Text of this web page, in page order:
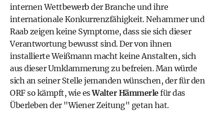
internen Wettbewerb der Branche und ihre
internationale Konkurrenzfähigkeit. Nehammer und
Raab zeigen keine Symptome, dass sie sich dieser
Verantwortung bewusst sind. Der von ihnen
installierte Weißmann macht keine Anstalten, sich
aus dieser Umklammerung zu befreien. Man würde
sich an seiner Stelle jemanden wünschen, der für den
ORF so kämpft, wie esWalter Hämmerlefür das
Überleben der "Wiener Zeitung" getan hat.